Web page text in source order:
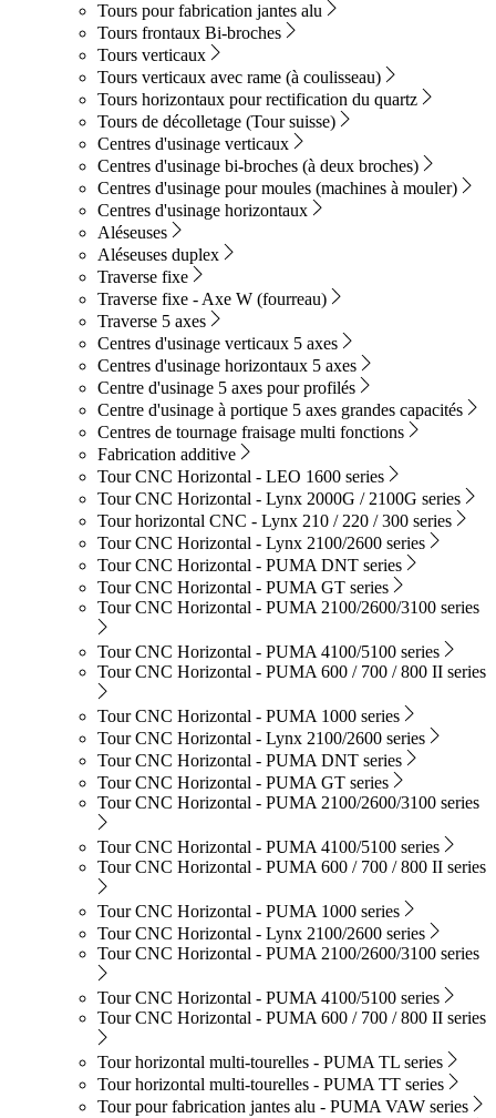
Tours pour fabrication jantes alu
Tours frontaux Bi-broches
Tours verticaux
Tours verticaux avec rame (à coulisseau)
Tours horizontaux pour rectification du quartz
Tours de décolletage (Tour suisse)
Centres d'usinage verticaux
Centres d'usinage bi-broches (à deux broches)
Centres d'usinage pour moules (machines à mouler)
Centres d'usinage horizontaux
Aléseuses
Aléseuses duplex
Traverse fixe
Traverse fixe - Axe W (fourreau)
Traverse 5 axes
Centres d'usinage verticaux 5 axes
Centres d'usinage horizontaux 5 axes
Centre d'usinage 5 axes pour profilés
Centre d'usinage à portique 5 axes grandes capacités
Centres de tournage fraisage multi fonctions
Fabrication additive
Tour CNC Horizontal - LEO 1600 series
Tour CNC Horizontal - Lynx 2000G / 2100G series
Tour horizontal CNC - Lynx 210 / 220 / 300 series
Tour CNC Horizontal - Lynx 2100/2600 series
Tour CNC Horizontal - PUMA DNT series
Tour CNC Horizontal - PUMA GT series
Tour CNC Horizontal - PUMA 2100/2600/3100 series
Tour CNC Horizontal - PUMA 4100/5100 series
Tour CNC Horizontal - PUMA 600 / 700 / 800 II series
Tour CNC Horizontal - PUMA 1000 series
Tour CNC Horizontal - Lynx 2100/2600 series
Tour CNC Horizontal - PUMA DNT series
Tour CNC Horizontal - PUMA GT series
Tour CNC Horizontal - PUMA 2100/2600/3100 series
Tour CNC Horizontal - PUMA 4100/5100 series
Tour CNC Horizontal - PUMA 600 / 700 / 800 II series
Tour CNC Horizontal - PUMA 1000 series
Tour CNC Horizontal - Lynx 2100/2600 series
Tour CNC Horizontal - PUMA 2100/2600/3100 series
Tour CNC Horizontal - PUMA 4100/5100 series
Tour CNC Horizontal - PUMA 600 / 700 / 800 II series
Tour horizontal multi-tourelles - PUMA TL series
Tour horizontal multi-tourelles - PUMA TT series
Tour pour fabrication jantes alu - PUMA VAW series